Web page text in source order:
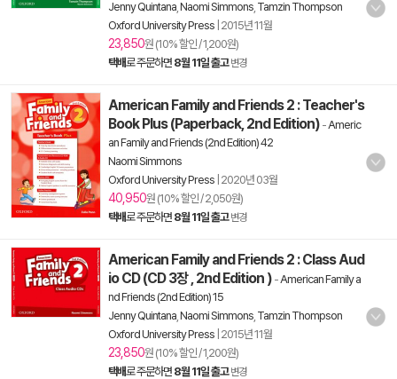
Jenny Quintana Naomi Simmons Tamzin Thompson
Oxford University Press 2015년 11월
23,850원 (10% 할인 / 1,200원)
택배로 주문하면 8월 11일 출고 변경
American Family and Friends 2 : Teacher's
Book Plus (Paperback, 2nd Edition) -Americ
an Family and Friends (2nd Edition) 42
Naomi Simmons
Oxford University Press 2020년 03월
40,950원 (10% 할인 / 2,050원)
택배로 주문하면 8월 11일 출고 변경
American Family and Friends 2 : Class Aud
io CD (CD 3장 , 2nd Edition ) -American Family a
nd Friends (2nd Edition) 15
Jenny Quintana Naomi Simmons Tamzin Thompson
Oxford University Press 2015년 11월
23,850원 (10% 할인 / 1,200원)
택배로 주문하면 8월 11일 출고 변경